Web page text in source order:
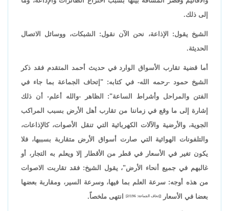
إلى ذلك.
الشيخ يقول: الإذاعة، نحن الآن نقول: الشبكات، ووسائل الاتصال
الحديثة.
أما قضية تقارب الأسواق الوارد في حديث أحمد المتقدم فقد ذكر
الشيخ حمود -رحمه الله- في كتابه: "إتحاف الجماعة بما جاء في
الفتن والمراحل وأشراط الساعة": الظاهر -والله أعلم- أن ذلك
إشارة إلى ما وقع في زماننا من تقارب أهل الأرض بسبب المراكب
الجوية، والأرضية والآلات الكهربائية التي تنقل الأصوات، كالإذاعات،
والتلفونات الهوائية التي صارت أسواق الأرض متقاربة بسببها، فلا
يكون تغير في الأسعار في قطر من الأقطار إلا ويعلم به التجار، أو
غالبهم في جميع أنحاء الأرض"، يقول الشيخ: فقد تقاربت الاصوات
من هذه أوجه: سرعة العلم بما فيها، وسرعة السير، ومقاربة بعضها
بعضا في الأسعار
[إتحاف الجماعة: 2/196] انتهى ملخصاً.